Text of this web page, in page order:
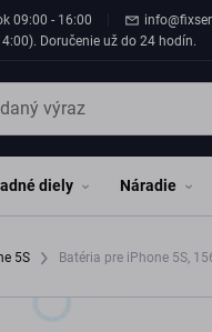
09:00 - 16:00
Doručenie už do 24 hodín.
diely Náradie
5S Batéria pre iPhone 5S,